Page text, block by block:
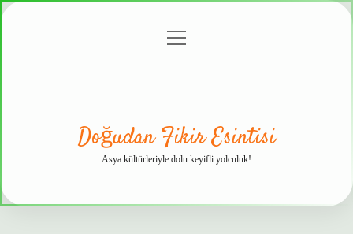
menüyü
Doğudan Fikir Esintisi
Asya kültürleriyle dolu keyifli yolculuk!